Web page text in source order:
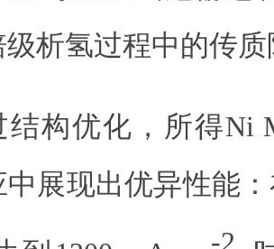
析氢过程中的传
结构优化，所得Ni
展现出优异性能
-2